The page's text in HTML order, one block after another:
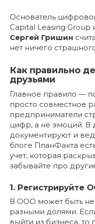
Основатель
Capital Leasing Group
Сергей Гришин
нет ничего
Как правильно
друзьями
Главное правило —
просто совместное
предприниматели
цифр, а не эмоций. В
документируют и
блоге ПланФакта
учет, которая
забывайте про
1. Регистрируйте
В ООО может быть
разными долями.
выйти из бизнеса,